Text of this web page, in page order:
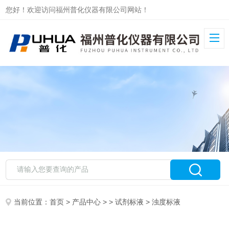
您好！欢迎访问福州普化仪器有限公司网站！
当前位置：首页 > 产品中心 > >试剂标液 > 浊度标液